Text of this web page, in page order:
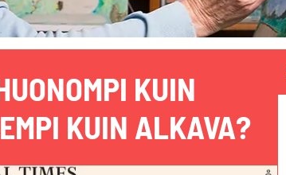
KUIN
KUIN ALKAVA?